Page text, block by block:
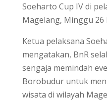
Soeharto Cup IV di
Magelang, Minggu 26
Ketua pelaksana
mengatakan, BnR
sengaja memindah
Borobudur untuk
wisata di wilayah